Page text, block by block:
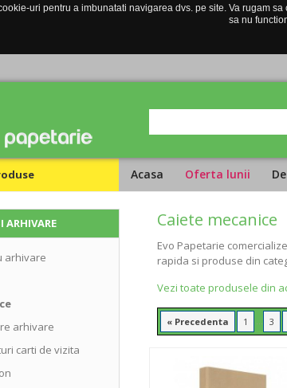
uri pentru a imbunatati navigarea dvs. pe site. Va rugam
sa nu
Acasa Oferta lunii
Caiete mecanice
Evo Papetarie
rapida si produse din
Vezi toate produsele din
« Precedenta 1 ... 3
ARHIVARE
arhivare
arhivare
carti de vizita